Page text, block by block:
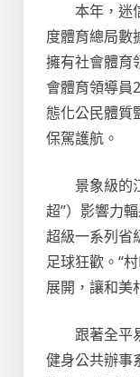
本年，迷
度體育總局數
擁有社會體育
會體育領導員
態化公民體質
保駕護航。
景象級的
超”）影響力
超級一系列省
足球狂歡。“
展開，讓和美
跟著全平
健身公共辦事